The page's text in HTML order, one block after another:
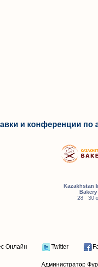
и конференции по
Kazakhstan
28 - 30
Онлайн Twitter
Администратор